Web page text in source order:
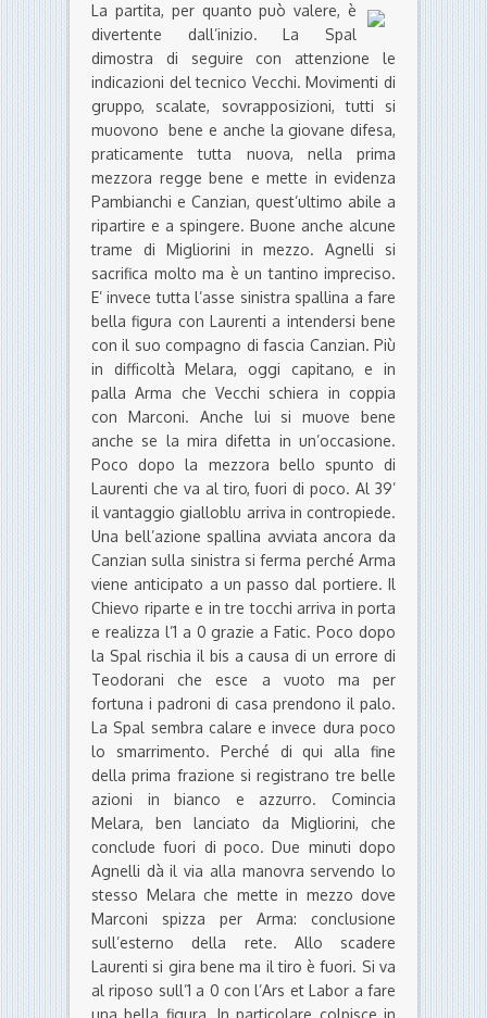
La partita, per quanto può valere, è
divertente dall’inizio. La Spal
dimostra di seguire con attenzione le
indicazioni del tecnico Vecchi. Movimenti di
gruppo, scalate, sovrapposizioni, tutti si
muovono bene e anche la giovane difesa,
praticamente tutta nuova, nella prima
mezzora regge bene e mette in evidenza
Pambianchi e Canzian, quest’ultimo abile a
ripartire e a spingere. Buone anche alcune
trame di Migliorini in mezzo. Agnelli si
sacrifica molto ma è un tantino impreciso.
E’ invece tutta l’asse sinistra spallina a fare
bella figura con Laurenti a intendersi bene
con il suo compagno di fascia Canzian. Più
in difficoltà Melara, oggi capitano, e in
palla Arma che Vecchi schiera in coppia
con Marconi. Anche lui si muove bene
anche se la mira difetta in un’occasione.
Poco dopo la mezzora bello spunto di
Laurenti che va al tiro, fuori di poco. Al 39’
il vantaggio gialloblu arriva in contropiede.
Una bell’azione spallina avviata ancora da
Canzian sulla sinistra si ferma perché Arma
viene anticipato a un passo dal portiere. Il
Chievo riparte e in tre tocchi arriva in porta
e realizza l’1 a 0 grazie a Fatic. Poco dopo
la Spal rischia il bis a causa di un errore di
Teodorani che esce a vuoto ma per
fortuna i padroni di casa prendono il palo.
La Spal sembra calare e invece dura poco
lo smarrimento. Perché di qui alla fine
della prima frazione si registrano tre belle
azioni in bianco e azzurro. Comincia
Melara, ben lanciato da Migliorini, che
conclude fuori di poco. Due minuti dopo
Agnelli dà il via alla manovra servendo lo
stesso Melara che mette in mezzo dove
Marconi spizza per Arma: conclusione
sull’esterno della rete. Allo scadere
Laurenti si gira bene ma il tiro è fuori. Si va
al riposo sull’1 a 0 con l’Ars et Labor a fare